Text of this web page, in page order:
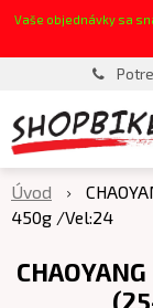
Vaše objednávky sa
Úvod
450g /Vel:24